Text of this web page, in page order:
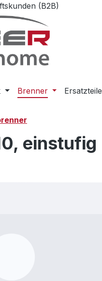
(B2B)
Brenner Ersatzteile
einstufig